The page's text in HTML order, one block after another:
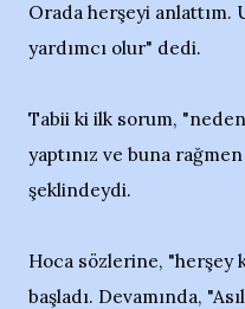
Orada herşeyi anlattım.
yardımcı olur" dedi.
Tabii ki ilk sorum,
yaptınız ve buna rağmen
şeklindeydi.
Hoca sözlerine, "herşey
başladı. Devamında,